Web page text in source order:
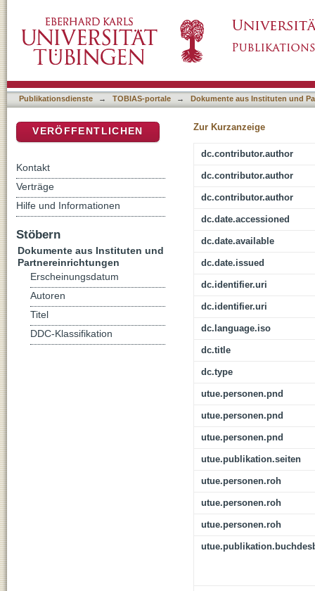
Publikationsdienste → TOBIAS-portale → Dokumente aus Instituten und
Zur Kurzanzeige
dc.contributor.author
dc.contributor.author
dc.contributor.author
dc.date.accessioned
dc.date.available
dc.date.issued
dc.identifier.uri
dc.identifier.uri
dc.language.iso
dc.title
dc.type
utue.personen.pnd
utue.personen.pnd
utue.personen.pnd
utue.publikation.seiten
utue.personen.roh
utue.personen.roh
utue.personen.roh
VERÖFFENTLICHEN
Kontakt
Verträge
Hilfe und Informationen
Stöbern
Dokumente aus Instituten und
Partnereinrichtungen
Erscheinungsdatum
Autoren
Titel
DDC-Klassifikation